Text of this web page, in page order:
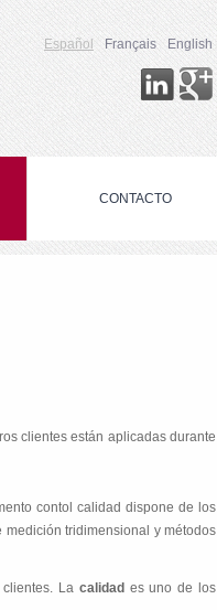
Español Français English
CONTACTO
clientes están aplicadas durante
contol calidad dispone de los
tridimensional y métodos
La calidades uno de los